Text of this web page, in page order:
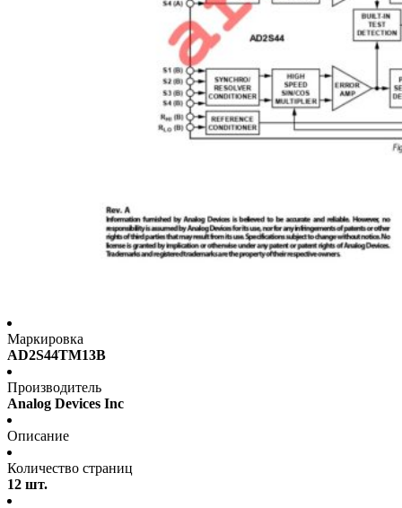
Маркировка
AD2S44TM13B
Производитель
Analog Devices Inc
Описание
Количество страниц
12 шт.